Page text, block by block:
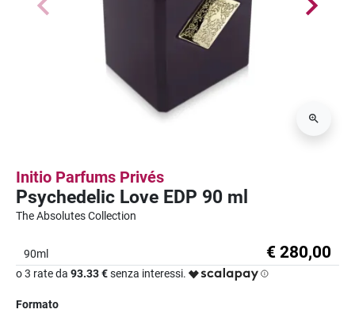
Initio Parfums Privés
Psychedelic Love EDP 90 ml
The Absolutes Collection
90ml € 280,00
o 3 rate da 93.33 €senza interessi.
Formato